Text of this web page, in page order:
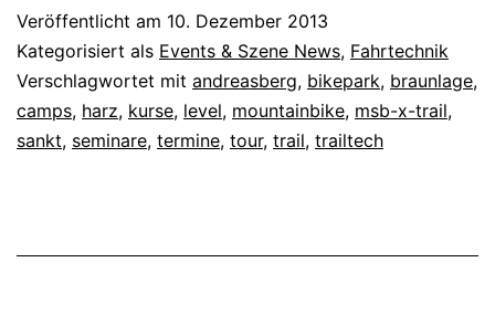
Veröffentlicht am 10. Dezember 2013
Kategorisiert als Events & Szene News, Fahrtechnik
Verschlagwortet mit andreasberg, bikepark, braunlage,
camps, harz, kurse, level, mountainbike, msb-x-trail,
sankt, seminare, termine, tour, trail, trailtech